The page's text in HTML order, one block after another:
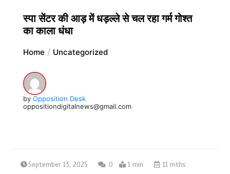
स्पा सेंटर की आड़ में धड़ल्ले से चल रहा गर्म गोश्त
का काला धंधा
Home Uncategorized
by Opposition Desk
oppositiondigitalnews@gmail.com
September 13, 2025 0 1 min 11 mths